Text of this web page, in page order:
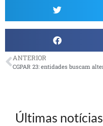
ANTERIOR
Últimas notícias